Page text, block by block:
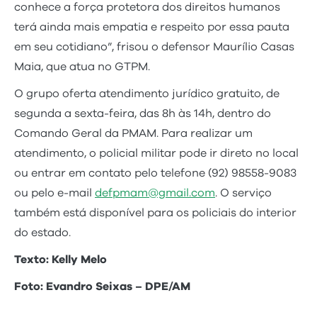
conhece a força protetora dos direitos humanos
terá ainda mais empatia e respeito por essa pauta
em seu cotidiano”, frisou o defensor Maurílio Casas
Maia, que atua no GTPM.
O grupo oferta atendimento jurídico gratuito, de
segunda a sexta-feira, das 8h às 14h, dentro do
Comando Geral da PMAM. Para realizar um
atendimento, o policial militar pode ir direto no local
ou entrar em contato pelo telefone (92) 98558-9083
ou pelo e-mail defpmam@gmail.com. O serviço
também está disponível para os policiais do interior
do estado.
Texto: Kelly Melo
Foto: Evandro Seixas – DPE/AM